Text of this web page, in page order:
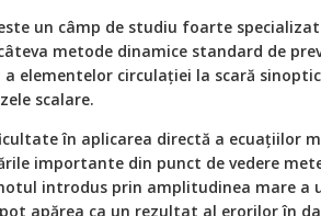
un câmp de studiu foarte
metode dinamice standard de
a elementelor circulaţiei la scară
scalare.
în aplicarea directă a ecuaţiilor
importante din punct de vedere
introdus prin amplitudinea mare a
apărea ca un rezultat al erorilor în